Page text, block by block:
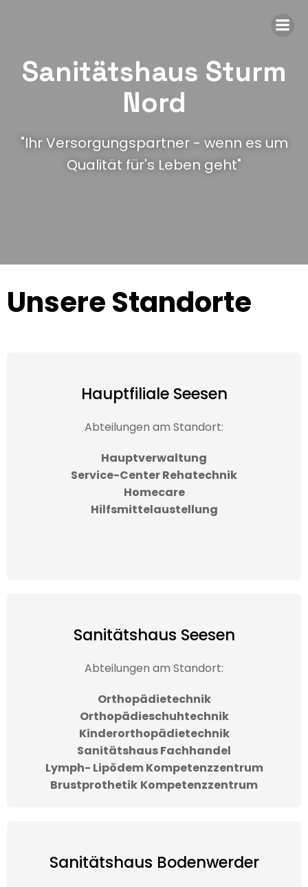
Sanitätshaus Sturm
Nord
"Ihr Versorgungspartner - wenn es um
Qualität für's Leben geht"
Unsere Standorte
Hauptfiliale Seesen
Abteilungen am Standort:
Hauptverwaltung
Service-Center Rehatechnik
Homecare
Hilfsmittelaustellung
Sanitätshaus Seesen
Abteilungen am Standort:
Orthopädietechnik
Orthopädieschuhtechnik
Kinderorthopädietechnik
Sanitätshaus Fachhandel
Lymph- LipödemKompetenzzentrum
Brustprothetik Kompetenzzentrum
Sanitätshaus Bodenwerder